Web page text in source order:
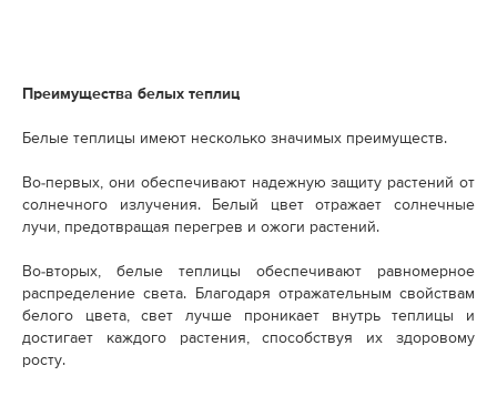
Преимущества белых теплиц
Белые теплицы имеют несколько значимых преимуществ.
Во-первых, они обеспечивают надежную защиту растений от
солнечного излучения. Белый цвет отражает солнечные
лучи, предотвращая перегрев и ожоги растений.
Во-вторых, белые теплицы обеспечивают равномерное
распределение света. Благодаря отражательным свойствам
белого цвета, свет лучше проникает внутрь теплицы и
достигает каждого растения, способствуя их здоровому
росту.